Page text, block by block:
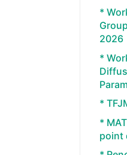
*
2026
*
*
*
point